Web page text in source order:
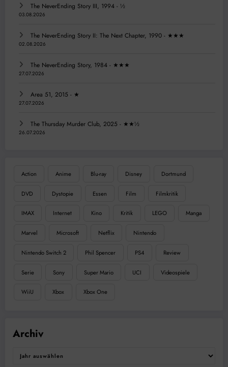
The NeverEnding Story III, 1994 - ½
03.08.2026
The NeverEnding Story II: The Next Chapter, 1990 - ★★★
02.08.2026
The NeverEnding Story, 1984 - ★★★
27.07.2026
Area 51, 2015 - ★
27.07.2026
The Thursday Murder Club, 2025 - ★★½
26.07.2026
Action Anime Blu-ray Disney Dortmund
DVD Dystopie Essen Film Filmkritik
IMAX Internet Kino Kritik LEGO Manga
Marvel Microsoft Netflix Nintendo
Nintendo Switch 2 Phil Spencer PS4 Review
Serie Sony Super Mario UCI Videospiele
WiiU Xbox Xbox One